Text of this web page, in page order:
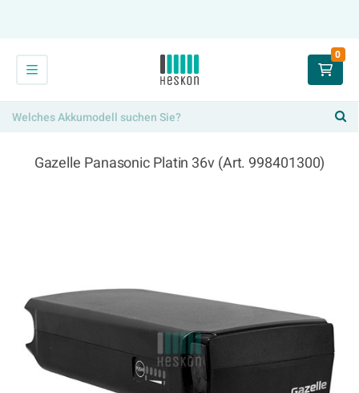
0
Gazelle Panasonic Platin 36v (Art. 998401300)